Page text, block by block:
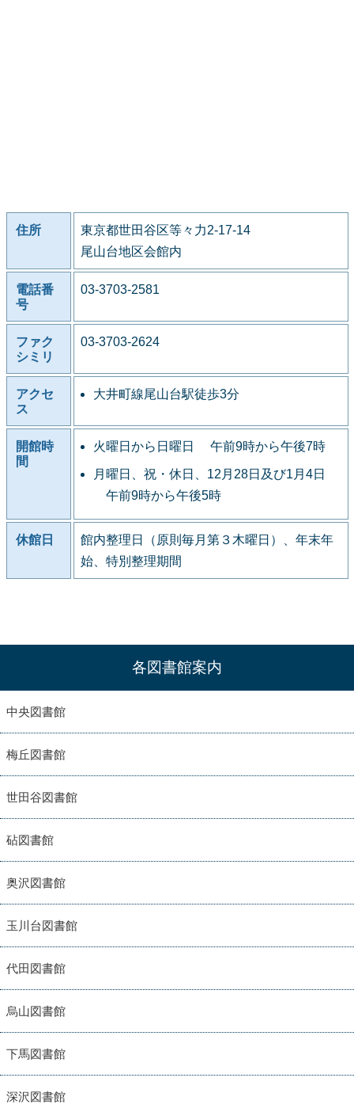
住所
東京都世田谷区等々力2-17-14
尾山台地区会館内
電話番
号
03-3703-2581
ファク
シミリ
03-3703-2624
アクセ
ス
大井町線尾山台駅徒歩3分
開館時
間
火曜日から日曜日 午前9時から午後7時
月曜日、祝・休日、12月28日及び1月4日
午前9時から午後5時
休館日
館内整理日（原則毎月第３木曜日）、年末年
始、特別整理期間
各図書館案内
中央図書館
梅丘図書館
世田谷図書館
砧図書館
奥沢図書館
玉川台図書館
代田図書館
烏山図書館
下馬図書館
深沢図書館